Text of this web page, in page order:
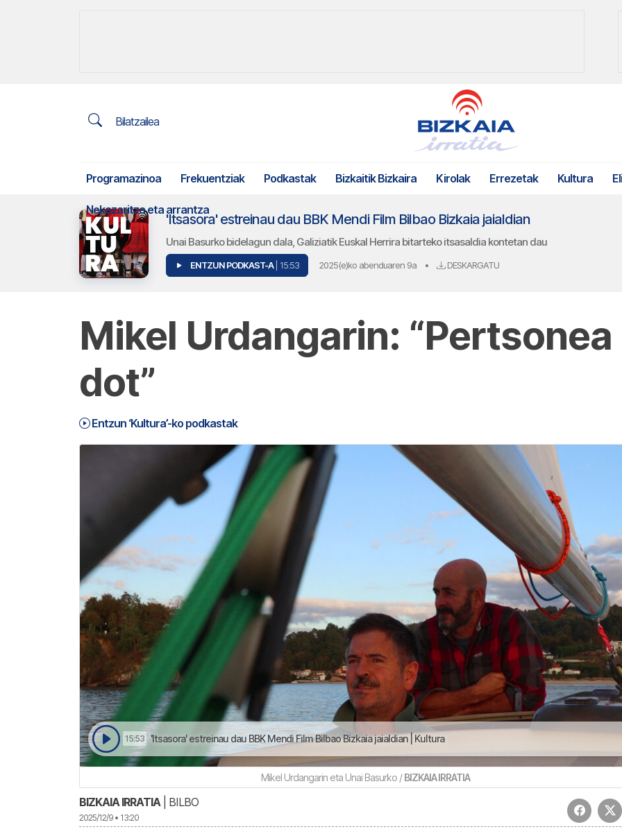
Bilatzailea
Programazinoa Frekuentziak Podkastak Bizkaitik Bizkaira Kirolak Errezetak Kultura
Nekazaritza eta arrantza
'Itsasora' estreinau dau BBK Mendi Film Bilbao Bizkaia jaialdian
Unai Basurko bidelagun dala, Galiziatik Euskal Herrira bitarteko itsasaldia kontetan dau
ENTZUN PODKAST-A | 15:53 2025(e)ko abenduaren 9a • DESKARGATU
Mikel Urdangarin:
dot”
Entzun ‘Kultura’-ko podkastak
15:53 'Itsasora' estreinau dau BBK Mendi Film Bilbao Bizkaia jaialdian | Kultura
Mikel Urdangarin eta Unai Basurko /BIZKAIA IRRATIA
BIZKAIA IRRATIA| BILBO
2025/12/9 • 13:20